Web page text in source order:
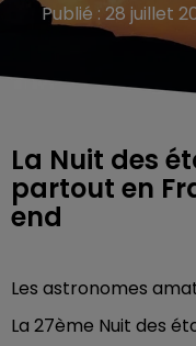
Publié : 28 juillet
La Nuit des
partout en
end
Les astronomes
La 27ème Nuit des